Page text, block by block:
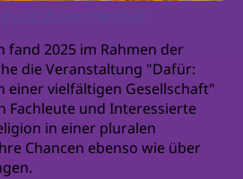
und Zusammenhalt
fand 2025 im Rahmen der
die Veranstaltung "Dafür:
einer vielfältigen Gesellschaft"
Fachleute und Interessierte
in einer pluralen
Chancen ebenso wie über